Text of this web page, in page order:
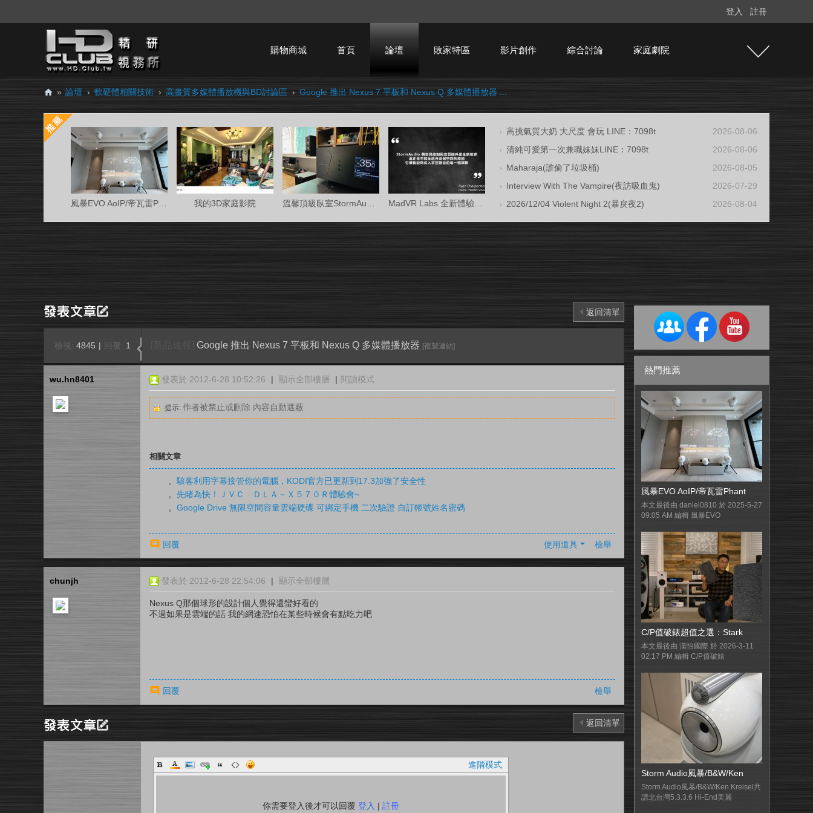
登入 註冊
購物商城 首頁 論壇 敗家特區 影片創作 綜合討論 家庭劇院
D.
Cl
» 論壇 › 軟硬體相關技術 › 高畫質多媒體播放機與BD討論區 › Google 推出 Nexus 7 平板和 Nexus Q 多媒體播放器 ...
我的3D家庭影院
高挑氣質大奶 大尺度 會玩 LINE：7098t
2026-08-06
清純可愛第一次兼職妹妹LINE：7098t
2026-08-06
Maharaja(誰偷了垃圾桶)
2026-08-05
Interview With The Vampire(夜訪吸血鬼)
2026-07-29
2026/12/04 Violent Night 2(暴戾夜2)
2026-08-04
返回清單
檢視: 4845 | 回覆: 1 Google 推出 Nexus 7 平板和 Nexus Q 多媒體播放器 [複製連結]
wu.hn8401 發表於 2012-6-28 10:52:26 | 顯示全部樓層 | 閱讀模式
提示: 作者被禁止或刪除 內容自動遮蔽
相關文章
。 駭客利用字幕接管你的電腦，KODI官方已更新到17.3加強了安全性
。 先睹為快！ＪＶＣ ＤＬＡ－Ｘ５７０Ｒ體驗會~
。 Google Drive 無限空間容量雲端硬碟 可綁定手機 二次驗證 自訂帳號姓名密碼
回覆 使用道具 檢舉
chunjh 發表於 2012-6-28 22:54:06 | 顯示全部樓層
Nexus Q那個球形的設計個人覺得還蠻好看的
不過如果是雲端的話 我的網速恐怕在某些時候會有點吃力吧
回覆 檢舉
返回清單
進階模式
你需要登入後才可以回覆 登入 | 註冊
熱門推薦
風暴EVO AoIP/帝瓦雷Phant
本文最後由 daniel0810 於 2025-5-27
09:05 AM 編輯 風暴EVO
C/P值破錶超值之選：Stark
本文最後由 漢怡國際 於 2026-3-11
02:17 PM 編輯 C/P值破錶
Storm Audio風暴/B&W/Ken
Storm Audio風暴/B&W/Ken Kreisel共
譜北台灣5.3.3.6 Hi-End美麗